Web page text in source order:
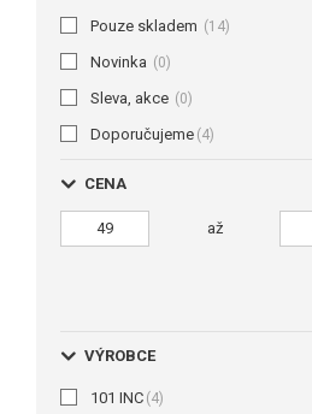
Pouze skladem (14)
Novinka (0)
Sleva, akce (0)
Doporučujeme (4)
CENA
až
VÝROBCE
101 INC (4)